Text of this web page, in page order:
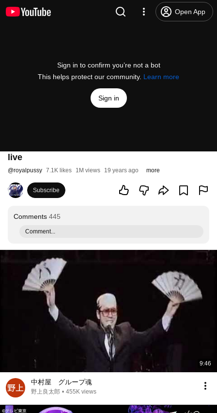
Open App
Sign in to confirm you’re not a bot
This helps protect our community. Learn more
Sign in
live
@royalpussy 7.1K likes 1M views 19 years ago more
Subscribe
Comments 445
Comment...
9:46
中村屋 グループ魂
野上良太郎 • 455K views